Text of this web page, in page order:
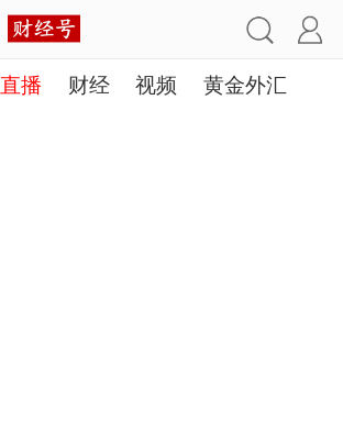
直播 财经 视频 黄金外汇